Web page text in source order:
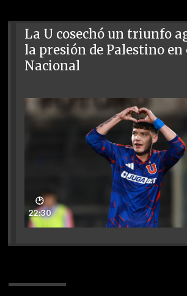
La U cosechó un triunfo
la presión de Palestino en
Nacional
🕑
22:30